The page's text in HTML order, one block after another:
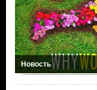
Новость